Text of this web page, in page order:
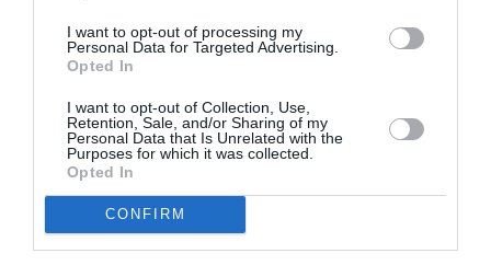
I want to opt-out of processing my
Personal Data for Targeted Advertising.
Opted In
I want to opt-out of Collection, Use,
Retention, Sale, and/or Sharing of my
Personal Data that Is Unrelated with the
Purposes for which it was collected.
Opted In
CONFIRM
AȚI PUTEA DORI DE